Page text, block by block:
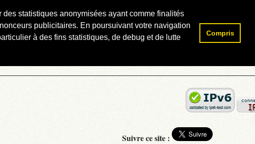
statistiques anonymisées ayant comme finalités
publicitaires. En poursuivant votre navigation
à des fins statistiques, de debug et de lutte
Compris
Rechercher :
Suivre ce site :